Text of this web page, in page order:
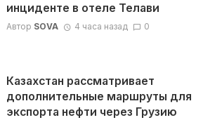
инциденте в отеле Телави
Автор SOVA 4 часа назад 0
Казахстан рассматривает
дополнительные маршруты для
экспорта нефти через Грузию